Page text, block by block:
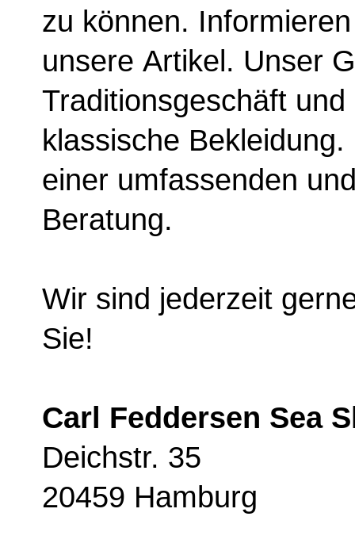
zu können.
unsere Artikel. Unser
Traditionsgeschäft
klassische
einer umfassenden
Beratung.
Wir sind jederzeit
Sie!
Carl Feddersen Sea
Deichstr. 35
20459 Hamburg